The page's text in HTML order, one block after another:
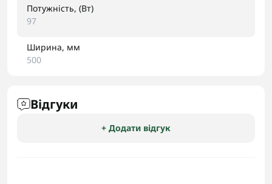
Потужність, (Вт)
97
Ширина, мм
500
Відгуки
+ Додати відгук